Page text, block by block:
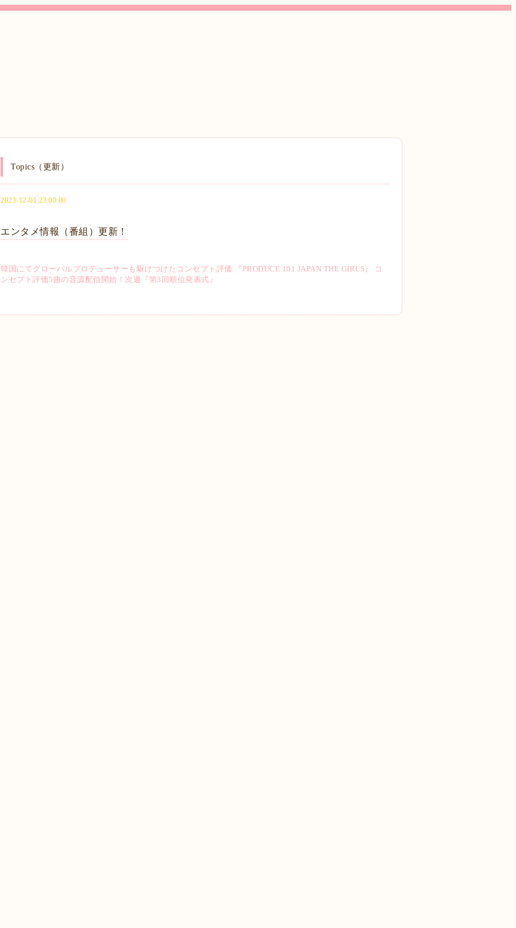
Topics（更新）
2023-12-01 23:00:00
エンタメ情報（番組）更新！
韓国にてグローバルプロデューサーも駆けつけたコンセプト評価 『PRODUCE 101 JAPAN THE GIRLS』 コ
ンセプト評価5曲の音源配信開始！次週『第3回順位発表式』